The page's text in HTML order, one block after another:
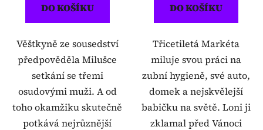
DO KOŠÍKU
Věštkyně ze sousedství
předpověděla Milušce
setkání se třemi
osudovými muži. A od
toho okamžiku skutečně
potkává nejrůznější
DO KOŠÍKU
Třicetiletá Markéta
miluje svou práci na
zubní hygieně, své auto,
domek a nejskvělejší
babičku na světě. Loni ji
zklamal před Vánoci